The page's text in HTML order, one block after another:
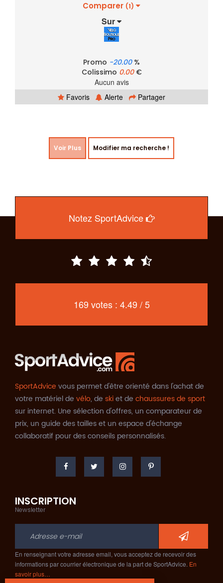
Comparer (1)
Sur
Promo -20.00%
Colissimo 0.00€
Aucun avis
Favoris
Alerte Partager
Voir Plus Modifier ma recherche !
Notez SportAdvice
169 votes : 4.49 / 5
SportAdvice vous permet d'être orienté dans l'achat de
votre matériel de vélo, de skiet de chaussures de sport
sur internet. Une sélection d'offres, un comparateur de
prix, un guide des tailles et un espace d'échange
collaboratif pour des conseils personnalisés.
INSCRIPTION
Newsletter
En renseignant votre adresse email, vous acceptez de recevoir des
informations par courrier électronique de la part de SportAdvice. En
savoir plus…